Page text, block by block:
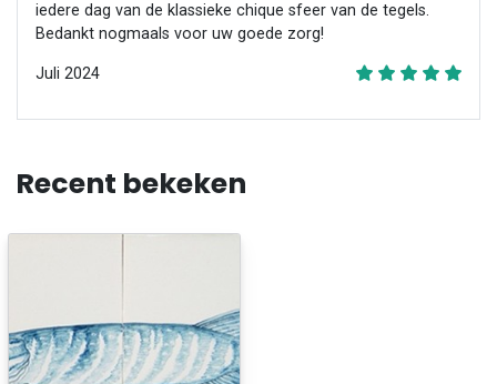
iedere dag van de klassieke chique sfeer van de tegels.
Bedankt nogmaals voor uw goede zorg!
Juli 2024
Recent bekeken